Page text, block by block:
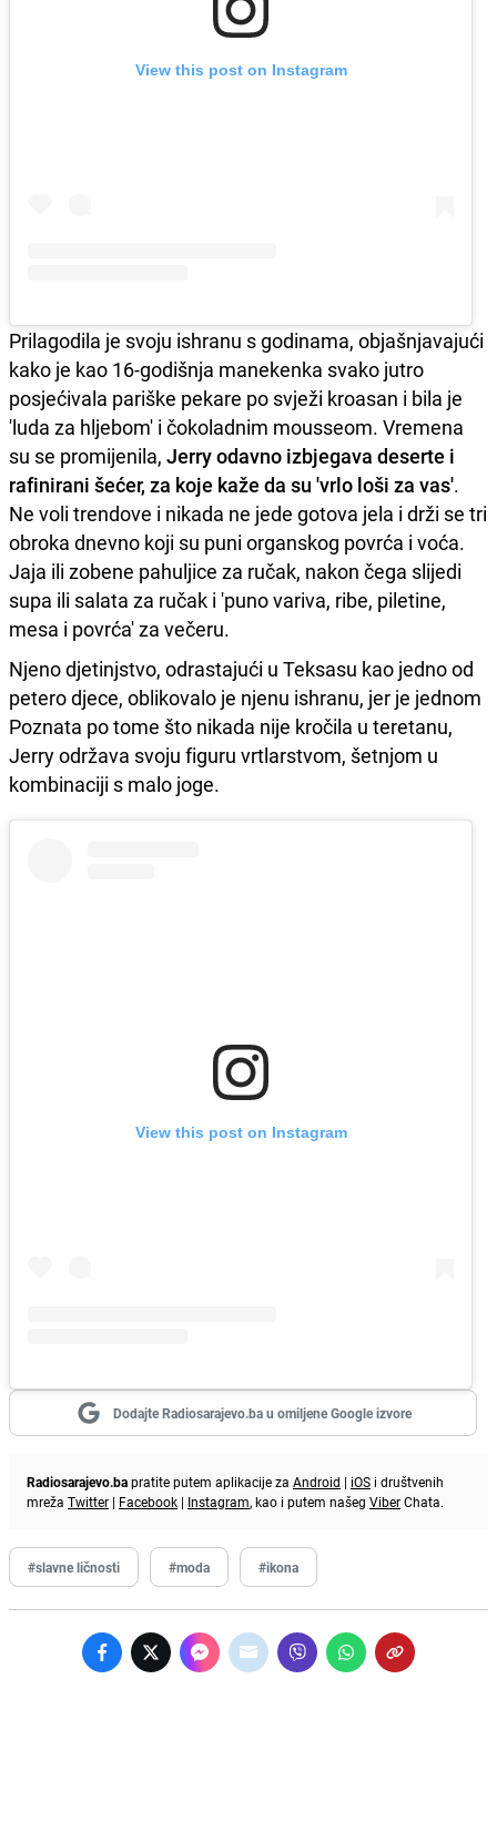
View this post on Instagram
Prilagodila je svoju ishranu s godinama, objašnjavajući
kako je kao 16-godišnja manekenka svako jutro
posjećivala pariške pekare po svježi kroasan i bila je
'luda za hljebom' i čokoladnim mousseom. Vremena
su se promijenila, Jerry odavno izbjegava deserte i
rafinirani šećer, za koje kaže da su 'vrlo loši za vas'.
Ne voli trendove i nikada ne jede gotova jela i drži se tri
obroka dnevno koji su puni organskog povrća i voća.
Jaja ili zobene pahuljice za ručak, nakon čega slijedi
supa ili salata za ručak i 'puno variva, ribe, piletine,
mesa i povrća' za večeru.
Njeno djetinjstvo, odrastajući u Teksasu kao jedno od
petero djece, oblikovalo je njenu ishranu, jer je jednom
Poznata po tome što nikada nije kročila u teretanu,
Jerry održava svoju figuru vrtlarstvom, šetnjom u
kombinaciji s malo joge.
View this post on Instagram
Dodajte Radiosarajevo.ba u omiljene Google izvore
Radiosarajevo.bapratite putem aplikacije za Android | iOS i društvenih
mreža Twitter | Facebook | Instagram, kao i putem našeg ViberChata.
#slavne ličnosti #moda #ikona